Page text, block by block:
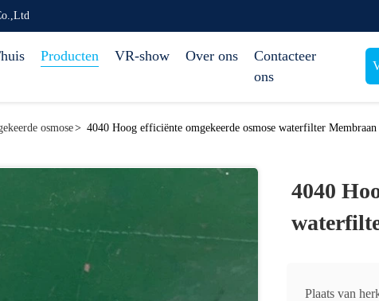
Producten VR-show Over ons
Contacteer
ons
osmose> 4040 Hoog efficiënte omgekeerde osmose waterfilter
4040
Plaats van